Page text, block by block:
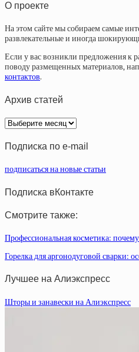
О проекте
На этом сайте мы собираем самые
развлекательные и иногда
Если у вас возникли предложения к
поводу размещенных материалов,
контактов.
Архив статей
Архив
статей
Подписка по e-mail
подписаться на новые статьи
Подписка вКонтакте
Смотрите также:
Профессиональная косметика:
Горелка для аргонодуговой сварки:
Лучшее на Алиэкспресс
Шторы и занавески на Алиэкспресс